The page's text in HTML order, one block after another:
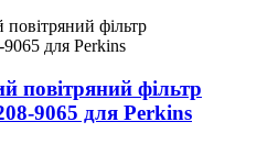
повітряний фільтр
9065 для Perkins